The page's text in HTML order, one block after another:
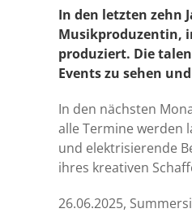
In den letzten zehn
Musikproduzentin,
produziert. Die
Events zu sehen
In den nächsten
alle Termine werden
und elektrisierende
ihres kreativen
26.06.2025,